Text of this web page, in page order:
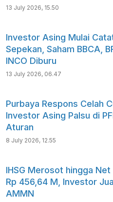
13 July 2026, 15.50
Investor Asing Mulai
Sepekan, Saham BBCA,
INCO Diburu
13 July 2026, 06.47
Purbaya Respons Celah
Investor Asing Palsu di
Aturan
8 July 2026, 12.55
IHSG Merosot hingga
Rp 456,64 M, Investor
AMMN